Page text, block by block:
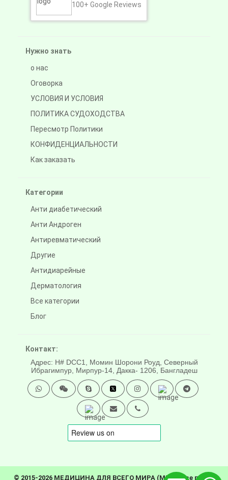
100+ Google Reviews
Нужно знать
о нас
Оговорка
УСЛОВИЯ И УСЛОВИЯ
ПОЛИТИКА СУДОХОДСТВА
Пересмотр Политики
КОНФИДЕНЦИАЛЬНОСТИ
Как заказать
Категории
Анти диабетический
Анти Андроген
Антиревматический
Другие
Антидиарейные
Дерматология
Все категории
Блог
Контакт:
Адрес: H# DCC1, Момин Шорони Роуд, Северный
Ибрагимпур, Мирпур-14, Дакка- 1206, Бангладеш
© 2015-2026 МЕДИЦИНА ДЛЯ ВСЕГО МИРА (MFW). Все права